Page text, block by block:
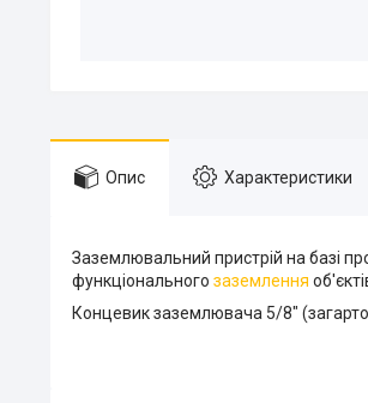
Опис Характеристики
Заземлювальний пристрій на базі
функціонального заземлення
Концевик заземлювача 5/8"